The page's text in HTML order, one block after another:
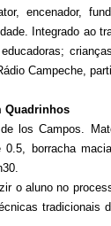
encenador,
Integrado ao
Campeche,
Quadrinhos
los Campos.
0.5, borracha
o aluno no
tradicionais